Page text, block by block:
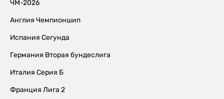
ЧМ-2026
Англия Чемпионшип
Испания Сегунда
Германия Вторая бундеслига
Италия Серия Б
Франция Лига 2